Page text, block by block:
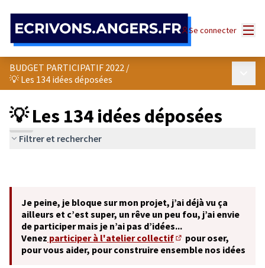
Se connecter
BUDGET PARTICIPATIF 2022 /
💡 Les 134 idées déposées
💡 Les 134 idées déposées
Filtrer et rechercher
Je peine, je bloque sur mon projet, j’ai déjà vu ça
ailleurs et c’est super, un rêve un peu fou, j’ai envie
de participer mais je n’ai pas d’idées...
Venez participer à l'atelier collectif
(S'ouvre dans un
pour oser,
pour vous aider, pour construire ensemble nos idées